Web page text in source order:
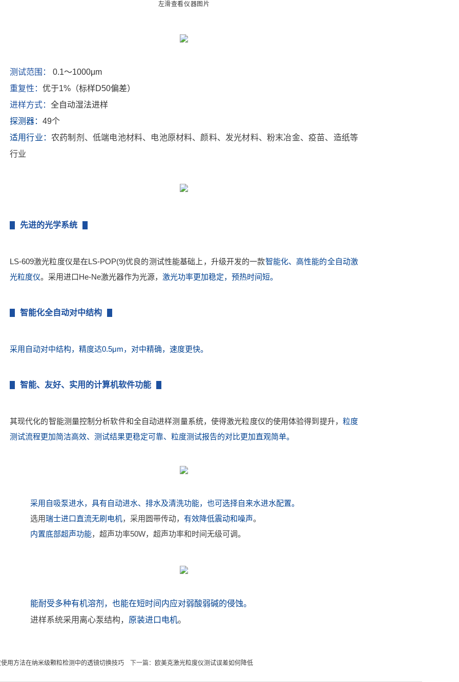
左滑查看仪器图 片
测试范围：
0.1～1000μm
重复性： 优于1%（标样D50偏差）
进样方式： 全自动湿法进样
探测器： 49个
适用行业： 农药制剂、低端电池材料、电池原材料、颜料、发光材料、粉末冶金、疫苗、造纸等
行业
先进的光学系统
LS-609激光粒度仪是在LS-POP(9)优良的测试性能基础上，升级开发的一款智能化、高性能的全自动激
光粒度仪。采用进口He-Ne激光器作为光源， 激光功率更加稳定，预热时间短。
智能化全自动对中结构
采用自动对中结构，精度达0.5μm，对中精确，速度更快。
智能、友好、实用的计算机软件功能
其现代化的智能测量控制分析软件和全自动进样测量系统，使得激光粒度仪的使用体验得到提升， 粒度
测试流程更加简洁高效、测试结果更稳定可靠、粒度测试报告的对比更加直观简单。
采用自吸泵进水，具有自动进水、排水及清洗功能，也可选择自来水进水配置。
选用瑞士进口直流无刷电机，采用圆带传动， 有效降低震动和噪声。
内置底部超声功能，超声功率50W，超声功率和时间无级可调。
能耐受多种有机溶剂，也能在短时间内应对弱酸弱碱的侵蚀。
进样系统采用离心泵结构， 原装进口电机。
用方法在纳米级颗粒检测中的透镜切换技巧 下一篇： 欧美克激光粒度仪测试误差如何降低